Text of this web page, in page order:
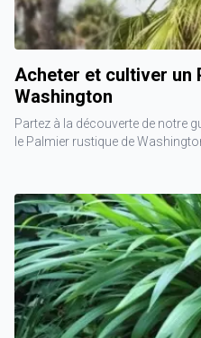
Acheter et cultiver un
Washington
Partez à la découverte de notre
le Palmier rustique de